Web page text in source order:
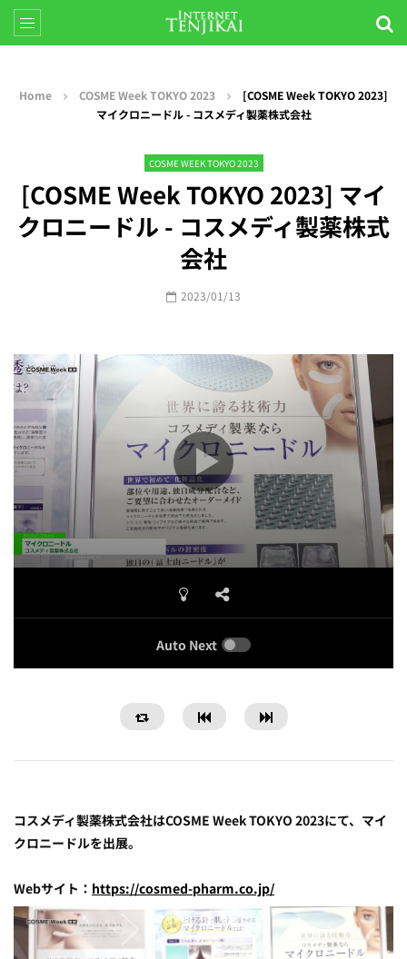
Home COSME Week TOKYO 2023
[COSME Week TOKYO 2023]
マイクロニードル - コスメディ製薬株式会社
COSME WEEK TOKYO 2023
[COSME Week TOKYO 2023] マイ
クロニードル - コスメディ製薬株式
会社
2023/01/13
Auto Next
コスメディ製薬株式会社はCOSME Week TOKYO 2023にて、マイ
クロニードルを出展。
Webサイト： https://cosmed-pharm.co.jp/